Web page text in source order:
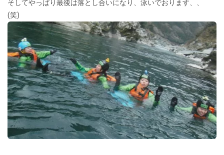
そしてやっぱり最後は落とし合いになり、泳いでおります、、
(笑)